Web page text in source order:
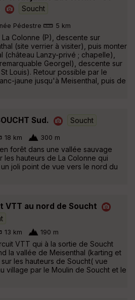
Soucht
Pédestre 5 km
La Colonne (P), descente sur
(site verrier à visiter), puis monter
(château Lanzy-privé ; chapelle),
Georgel), descente sur
Louis). Retour possible par le
jaune jusqu'à Meisenthal, puis de
Sud. Soucht
18 km 300 m
forêt dans une vallée sauvage
les hauteurs de La Colonne qui
joli point de vue vers le nord du
VTT au nord de Soucht
13 km 190 m
VTT qui à la sortie de Soucht
la vallée de Meisenthal (karting et
les hauteurs de Soucht( vue
village par le Moulin de Soucht et le